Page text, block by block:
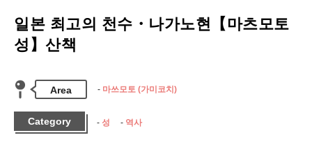
일본 최고의 천수・나가노현【마츠모토
성】산책
Area 마쓰모토 (가미코치)
Category 성 역사